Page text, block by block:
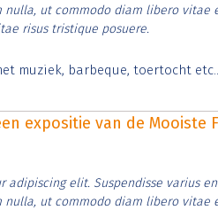
ut commodo diam libero vitae
risus tristique posuere.
muziek, barbeque, toertocht
expositie van de Mooiste
elit. Suspendisse varius
ut commodo diam libero vitae